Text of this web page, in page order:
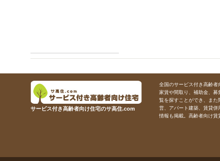
サービス付き高齢者向け住宅のサ高住.com
全国のサービス付き高齢
家賃や間取り、補助金、
覧を探すことができ、ま
営、アパート建築、賃貸
情報も掲載。高齢者向け